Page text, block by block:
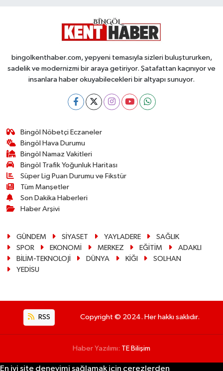
bingolkenthaber.com, yepyeni temasıyla sizleri buluştururken,
sadelik ve modernizmi bir araya getiriyor. Şatafattan kaçınıyor ve
insanlara haber okuyabilecekleri bir altyapı sunuyor.
Bingöl Nöbetçi Eczaneler
Bingöl Hava Durumu
Bingöl Namaz Vakitleri
Bingöl Trafik Yoğunluk Haritası
Süper Lig Puan Durumu ve Fikstür
Tüm Manşetler
Son Dakika Haberleri
Haber Arşivi
GÜNDEM SİYASET YAYLADERE
SAĞLIK
SPOR
EKONOMİ MERKEZ EĞİTİM
ADAKLI
BİLİM-TEKNOLOJİ
DÜNYA KİĞI
SOLHAN
YEDİSU
RSS Copyright © 2024. Her hakkı saklıdır.
Haber Yazılımı: TE Bilişim
En iyi site deneyimi sağlamak için çerezlerden